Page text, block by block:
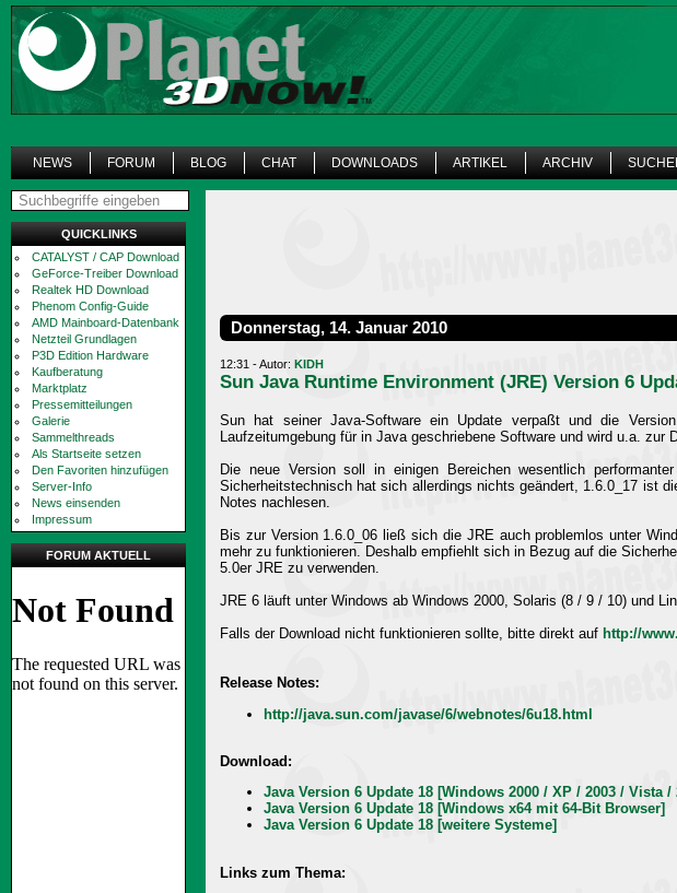
NEWS FORUM BLOG CHAT DOWNLOADS ARTIKEL ARCHIV
QUICKLINKS
CATALYST / CAP Download
GeForce-Treiber Download
Realtek HD Download
Phenom Config-Guide
AMD Mainboard-Datenbank
Netzteil Grundlagen
P3D Edition Hardware
Kaufberatung
Marktplatz
Pressemitteilungen
Galerie
Sammelthreads
Als Startseite setzen
Den Favoriten hinzufügen
Server-Info
News einsenden
Impressum
FORUM AKTUELL
Donnerstag, 14. Januar 2010
12:31 - Autor: KIDH
Sun Java Runtime Environment (JRE) Version 6
Sun hat seiner Java-Software ein Update verpaßt und die
Laufzeitumgebung für in Java geschriebene Software und wird u.a. zur
Die neue Version soll in einigen Bereichen wesentlich
Sicherheitstechnisch hat sich allerdings nichts geändert, 1.6.0_17 ist
Notes nachlesen.
Bis zur Version 1.6.0_06 ließ sich die JRE auch problemlos unter
mehr zu funktionieren. Deshalb empfiehlt sich in Bezug auf die
5.0er JRE zu verwenden.
JRE 6 läuft unter Windows ab Windows 2000, Solaris (8 / 9 / 10) und
Falls der Download nicht funktionieren sollte, bitte direkt auf http://
Release Notes:
http://java.sun.com/javase/6/webnotes/6u18.html
Download:
Java Version 6 Update 18 [Windows 2000 / XP / 2003 / Vista /
Java Version 6 Update 18 [Windows x64 mit 64-Bit Browser]
Java Version 6 Update 18 [weitere Systeme]
Links zum Thema: